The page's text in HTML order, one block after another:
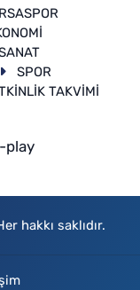
SPOR
TAKVİMİ
hakkı saklıdır.